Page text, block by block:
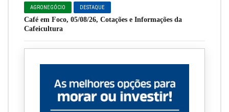
AGRONEGÓCIO DESTAQUE
Café em Foco, 05/08/26, Cotações e Informações da
Cafeicultura